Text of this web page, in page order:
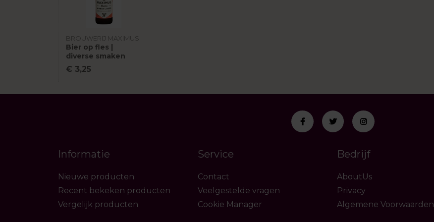
BROUWERIJ MAXIMUS
Bier op fles |
diverse smaken
€ 3,25
Informatie
Nieuwe producten
Recent bekeken producten
Vergelijk producten
Service
Contact
Veelgestelde vragen
Cookie Manager
Bedrijf
AboutUs
Privacy
Algemene Voorwaarden